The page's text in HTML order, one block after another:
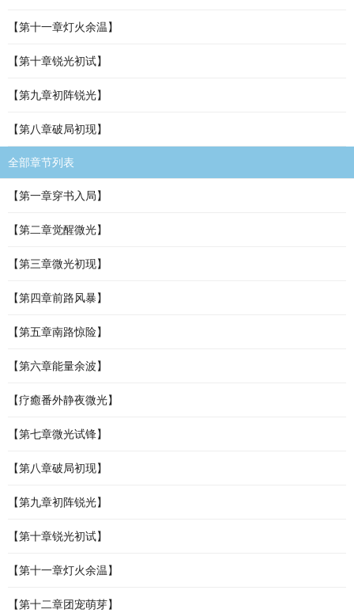
【第十一章灯火余温】
【第十章锐光初试】
【第九章初阵锐光】
【第八章破局初现】
全部章节列表
【第一章穿书入局】
【第二章觉醒微光】
【第三章微光初现】
【第四章前路风暴】
【第五章南路惊险】
【第六章能量余波】
【疗癒番外静夜微光】
【第七章微光试锋】
【第八章破局初现】
【第九章初阵锐光】
【第十章锐光初试】
【第十一章灯火余温】
【第十二章团宠萌芽】